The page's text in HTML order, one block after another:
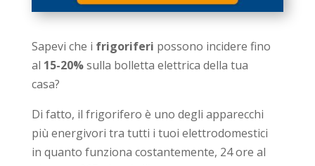
Sapevi che i frigoriferi possono incidere fino
al 15-20%sulla bolletta elettrica della tua
casa?
Di fatto, il frigorifero è uno degli apparecchi
più energivori tra tutti i tuoi elettrodomestici
in quanto funziona costantemente, 24 ore al